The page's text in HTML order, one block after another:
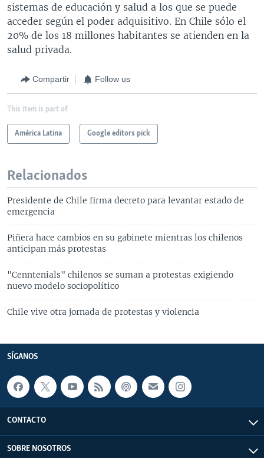
sistemas de educación y salud a los que se puede
acceder según el poder adquisitivo. En Chile sólo el
20% de los 18 millones habitantes se atienden en la
salud privada.
Compartir Follow us
This item is part of
América Latina Google editors pick
Relacionados
Presidente de Chile firma decreto para levantar estado de
emergencia
Piñera hace cambios en su gabinete mientras los chilenos
anticipan más protestas
"Cenntenials" chilenos se suman a protestas exigiendo
nuevo modelo sociopolítico
Chile vive otra jornada de protestas y violencia
SÍGANOS
CONTACTO
SOBRE NOSOTROS